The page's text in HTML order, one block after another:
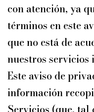
con atención, ya
términos en este
que no está de
nuestros servicios
Este aviso de
información